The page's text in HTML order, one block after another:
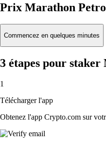
Prix Marathon
Commencez en quelques minutes
3 étapes pour
1
Télécharger l'app
Obtenez l'app Crypto.com sur